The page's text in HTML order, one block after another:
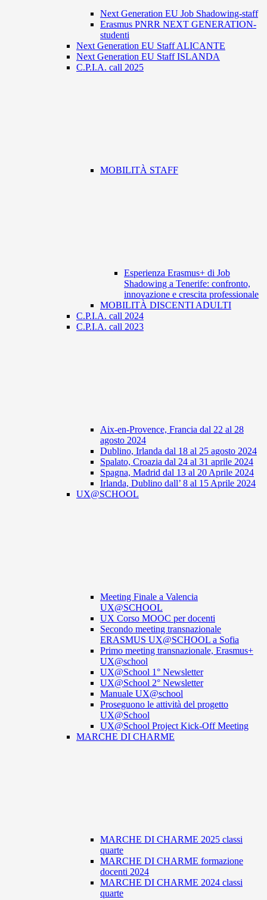
Next Generation EU Job Shadowing-staff
Erasmus PNRR NEXT GENERATION-
studenti
Next Generation EU Staff ALICANTE
Next Generation EU Staff ISLANDA
C.P.I.A. call 2025
MOBILITÀ STAFF
Esperienza Erasmus+ di Job
Shadowing a Tenerife: confronto,
innovazione e crescita professionale
MOBILITÀ DISCENTI ADULTI
C.P.I.A. call 2024
C.P.I.A. call 2023
Aix-en-Provence, Francia dal 22 al 28
agosto 2024
Dublino, Irlanda dal 18 al 25 agosto 2024
Spalato, Croazia dal 24 al 31 aprile 2024
Spagna, Madrid dal 13 al 20 Aprile 2024
Irlanda, Dublino dall’ 8 al 15 Aprile 2024
UX@SCHOOL
Meeting Finale a Valencia
UX@SCHOOL
UX Corso MOOC per docenti
Secondo meeting transnazionale
ERASMUS UX@SCHOOL a Sofia
Primo meeting transnazionale, Erasmus+
UX@school
UX@School 1° Newsletter
UX@School 2° Newsletter
Manuale UX@school
Proseguono le attività del progetto
UX@School
UX@School Project Kick-Off Meeting
MARCHE DI CHARME
MARCHE DI CHARME 2025 classi
quarte
MARCHE DI CHARME formazione
docenti 2024
MARCHE DI CHARME 2024 classi
quarte